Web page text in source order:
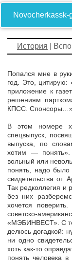
Novocherkassk-
История |
Попался мне в
год. Это, цитирую:
приложение к
решениям
КПСС. Спонсоры…»
В этом номере
спецвыпуск,
выпуска, по
хотим —
вольный или
понять, надо
свидетельства
Так редколлегия и
без них
хочется
советско-
«МЭБИНВЕСТ». С
делюсь догадкой:
ни одно
хоть как-то
понять человека